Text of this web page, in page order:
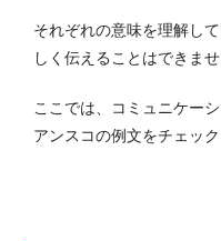
それぞれの意味を理解し
しく伝えることはできませ
ここでは、コミュニケー
アンスコの例文をチェッ